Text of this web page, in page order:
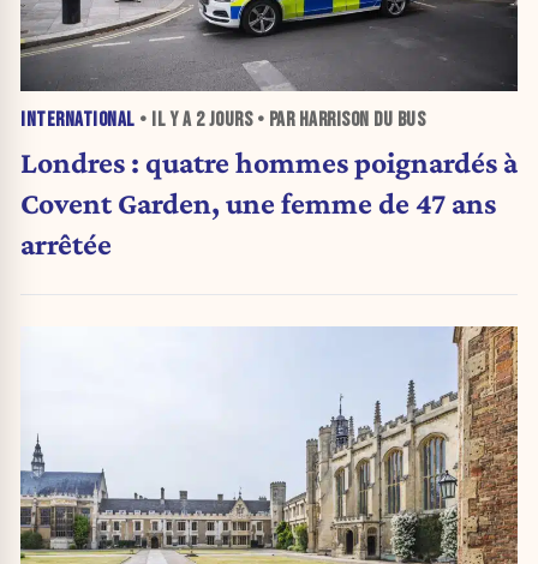
INTERNATIONAL • IL Y A 2 JOURS• PAR HARRISON DU BUS
Londres : quatre hommes poignardés à
Covent Garden, une femme de 47 ans
arrêtée